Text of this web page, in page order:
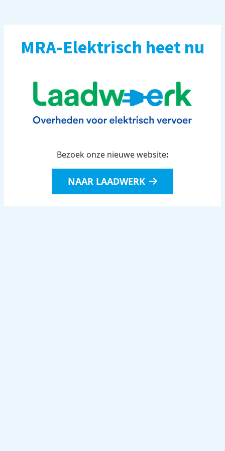
MRA-Elektrisch heet nu
Bezoek onze nieuwe website:
NAAR LAADWERK